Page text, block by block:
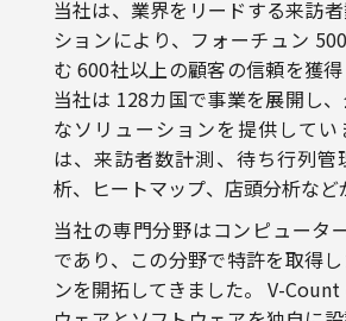
む 600社以上の顧客の信頼を獲
当社は 128カ国で事業を展開し
なソリューションを提供してい
は、来訪者数計測、待ち行列管
析、ヒートマップ、店頭分析など
当社の専門分野はコンピュータ
であり、この分野で特許を取得し
ンを開拓してきました。 V-
ウェアとソフトウェアを独自に
しています。